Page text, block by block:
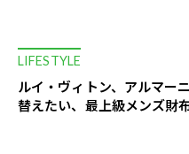
LIFESTYLE
ルイ・ヴィトン、アルマー
替えたい、最上級メンズ財